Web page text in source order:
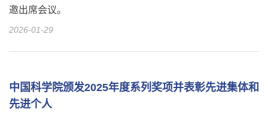
邀出席会议。
2026-01-29
中国科学院颁发2025年度系列奖项并表彰先进集体和
先进个人